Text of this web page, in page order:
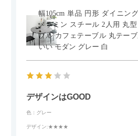
幅105cm 単品 円形 ダイニン
メラミン スチール 2人用 丸
ブル カフェテーブル 丸テー
いい モダン グレー 白
デザインはGOOD
色：グレー
デザイン:★★★★